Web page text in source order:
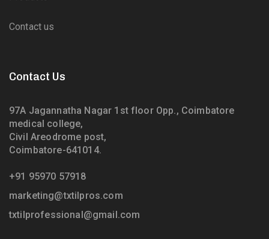
Contact us
Contact Us
97A Jagannatha Nagar 1st floor Opp., Coimbatore
medical college,
Civil Areodrome post,
Coimbatore-641014.
+91 95970 57918
marketing@txtilpros.com
txtilprofessional@gmail.com